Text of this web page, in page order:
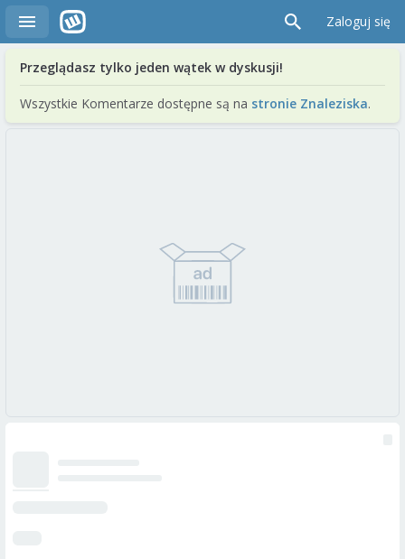
Zaloguj się
Przeglądasz tylko jeden wątek w dyskusji!
Wszystkie Komentarze dostępne są na stronie Znaleziska.